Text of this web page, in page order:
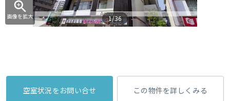
画像を拡大 1/36
空室状況をお問い合せ この物件を詳しくみる